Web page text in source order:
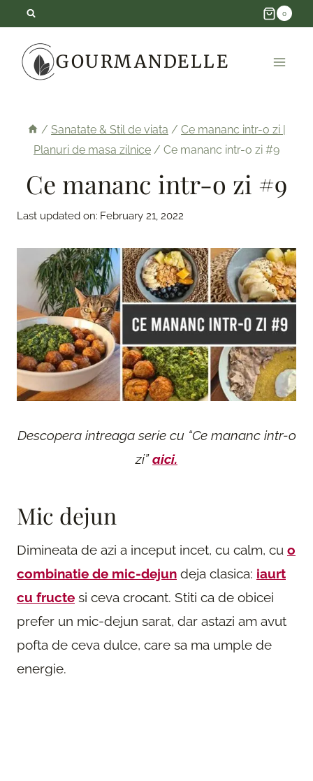
content
0
GOURMANDELLE
/ Sanatate & Stil de viata / Ce mananc intr-o zi |
Planuri de masa zilnice / Ce mananc intr-o zi #9
Ce mananc intr-o zi #9
Last updated on: February 21, 2022
Descopera intreaga serie cu “Ce mananc intr-o
zi”aici.
Mic dejun
Dimineata de azi a inceput incet, cu calm, cu o
combinatie de mic-dejun deja clasica: iaurt
cu fructe si ceva crocant. Stiti ca de obicei
prefer un mic-dejun sarat, dar astazi am avut
pofta de ceva dulce, care sa ma umple de
energie.